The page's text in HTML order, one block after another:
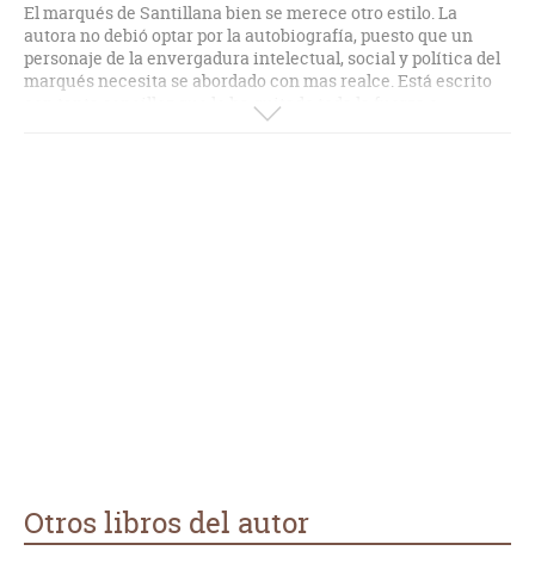
El marqués de Santillana bien se merece otro estilo. La
autora no debió optar por la autobiografía, puesto que un
personaje de la envergadura intelectual, social y política del
marqués necesita se abordado con mas realce. Está escrito
con tanta sencillez que le ha quitado toda la fuerza e
intensidad de una vida tan apasionada. Parece escrito por
Otros libros del autor